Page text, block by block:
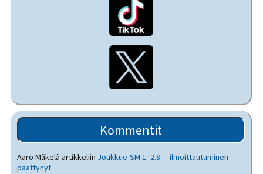
Kommentit
Aaro Mäkelä artikkeliin Joukkue-SM 1.-2.8. – ilmoittautuminen
päättynyt